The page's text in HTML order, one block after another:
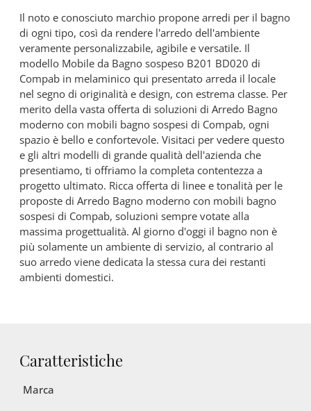
Il noto e conosciuto marchio propone arredi per il bagno
di ogni tipo, così da rendere l’arredo dell'ambiente
veramente personalizzabile, agibile e versatile. Il
modello Mobile da Bagno sospeso B201 BD020 di
Compab in melaminico qui presentato arreda il locale
nel segno di originalità e design, con estrema classe. Per
merito della vasta offerta di soluzioni di Arredo Bagno
moderno con mobili bagno sospesi di Compab, ogni
spazio è bello e confortevole. Visitaci per vedere questo
e gli altri modelli di grande qualità dell'azienda che
presentiamo, ti offriamo la completa contentezza a
progetto ultimato. Ricca offerta di linee e tonalità per le
proposte di Arredo Bagno moderno con mobili bagno
sospesi di Compab, soluzioni sempre votate alla
massima progettualità. Al giorno d'oggi il bagno non è
più solamente un ambiente di servizio, al contrario al
suo arredo viene dedicata la stessa cura dei restanti
ambienti domestici.
Caratteristiche
Marca